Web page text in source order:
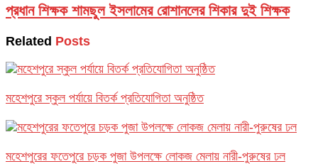
প্রধান শিক্ষক শামছুল ইসলামের রোশানলের শিকার দুই শিক্ষক
Related Posts
মহেশপুরে স্কুল পর্যায়ে বিতর্ক প্রতিযোগিতা অনুষ্ঠিত
মহেশপুরের ফতেপুরে চড়ক পুজা উপলক্ষে লোকজ মেলায় নারী-পুরুষের ঢল